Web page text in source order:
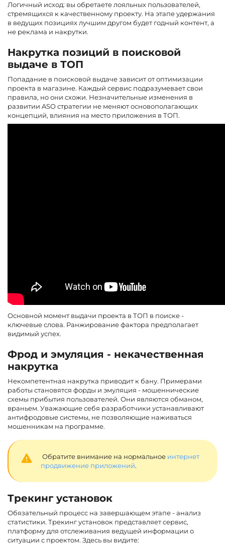
Логичный исход: вы обретаете лояльных пользователей,
стремящихся к качественному проекту. На этапе удержания
в ведущих позициях лучшим другом будет годный контент, а
не реклама и накрутки.
Накрутка позиций в поисковой
выдаче в ТОП
Попадание в поисковой выдаче зависит от оптимизации
проекта в магазине. Каждый сервис подразумевает свои
правила, но они схожи. Незначительные изменения в
развитии ASO стратегии не меняют основополагающих
концепций, влияния на место приложения в ТОП.
Основной момент выдачи проекта в ТОП в поиске -
ключевые слова. Ранжирование фактора предполагает
видимый успех.
Фрод и эмуляция - некачественная
накрутка
Некомпетентная накрутка приводит к бану. Примерами
работы становятся форды и эмуляция - мошеннические
схемы прибытия пользователей. Они являются обманом,
враньем. Уважающие себя разработчики устанавливают
антифродовые системы, не позволяющие наживаться
мошенникам на программе.
Обратите внимание на нормальное интернет
продвижение приложений.
Трекинг установок
Обязательный процесс на завершающем этапе - анализ
статистики. Трекинг установок представляет сервис,
платформу для отслеживания ведущей информации о
ситуации с проектом. Здесь вы видите: